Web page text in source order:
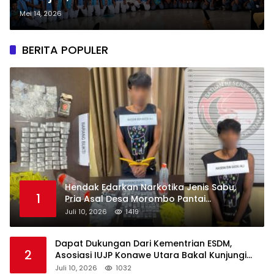
Brantas Peredaran Narkotika di
Bumi Oheo
Mei 14, 2026
BERITA POPULER
1
Hendak Edarkan Narkotika Jenis Sabu,
Pria Asal Desa Morombo Pantai
Diamankan Polisi
Juli 10, 2026 1419
2
Dapat Dukungan Dari Kementrian ESDM,
Asosiasi IUJP Konawe Utara Bakal Kunjungi
Pemegang IUP di Konut
Juli 10, 2026 1032